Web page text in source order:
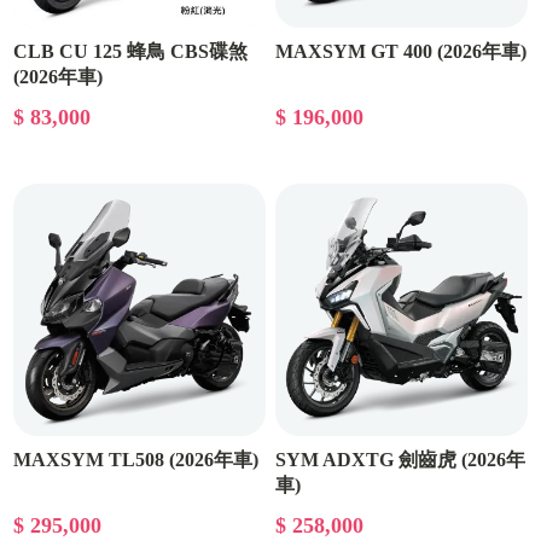
CLB CU 125 蜂鳥 CBS碟煞
(2026年車)
$ 83,000
MAXSYM GT 400 (2026年車)
$ 196,000
MAXSYM TL508 (2026年車)
$ 295,000
SYM ADXTG 劍齒虎 (2026年
車)
$ 258,000